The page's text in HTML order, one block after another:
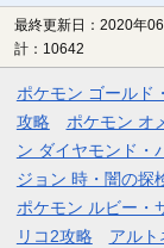
最終更新日：2020年
計：10642
ポケモン ゴールド
攻略
ポケモン オ
ン ダイヤモンド・
ジョン 時・闇の探
ポケモン ルビー・
リコ2攻略
アルト